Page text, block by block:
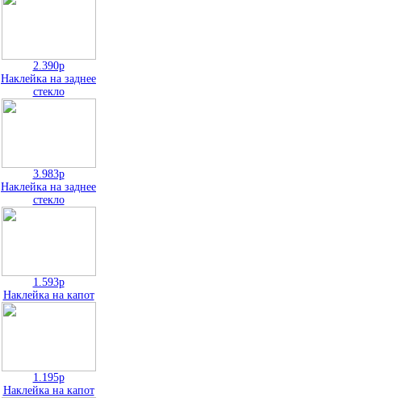
2.390р
Наклейка на заднее
стекло
3.983р
Наклейка на заднее
стекло
1.593р
Наклейка на капот
1.195р
Наклейка на капот